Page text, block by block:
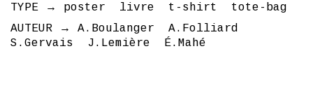
TYPE → poster livre t-shirt
tote-bag
AUTEUR → A.Boulanger
A.Folliard
S.Gervais
J.Lemière É.Mahé